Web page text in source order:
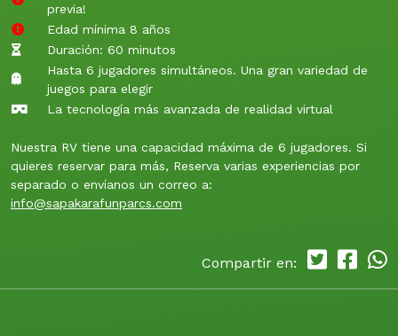
previa!
Edad mínima 8 años
Duración: 60 minutos
Hasta 6 jugadores simultáneos. Una gran variedad de
juegos para elegir
La tecnología más avanzada de realidad virtual
Nuestra RV tiene una capacidad máxima de 6 jugadores. Si
quieres reservar para más, Reserva varias experiencias por
separado o envíanos un correo a:
info@sapakarafunparcs.com
Compartir en: